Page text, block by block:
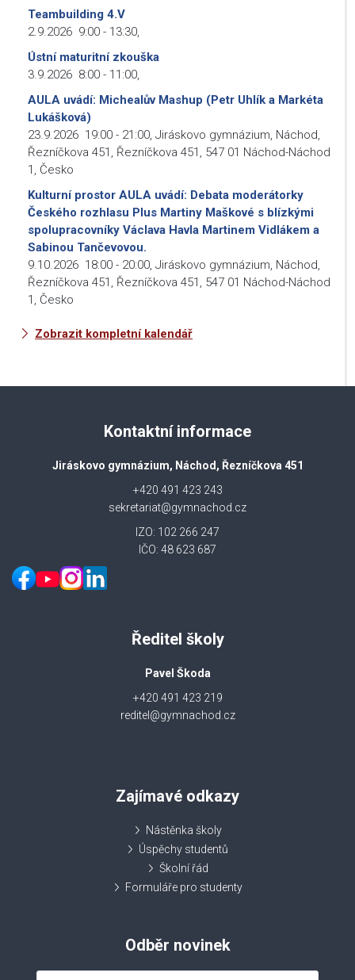
Teambuilding 4.V
2.9.2026 9:00 - 13:30,
Ústní maturitní zkouška
3.9.2026 8:00 - 11:00,
AULA uvádí: Michealův Mashup (Petr Uhlík a Markéta
Lukášková)
23.9.2026 19:00 - 21:00, Jiráskovo gymnázium, Náchod,
Řezníčkova 451, Řezníčkova 451, 547 01 Náchod-Náchod
1, Česko
Kulturní prostor AULA uvádí: Debata moderátorky
Českého rozhlasu Plus Martiny Maškové s blízkými
spolupracovníky Václava Havla Martinem Vidlákem a
Sabinou Tančevovou.
9.10.2026 18:00 - 20:00, Jiráskovo gymnázium, Náchod,
Řezníčkova 451, Řezníčkova 451, 547 01 Náchod-Náchod
1, Česko
Zobrazit kompletní kalendář
Kontaktní informace
Jiráskovo gymnázium, Náchod, Řezníčkova 451
+420 491 423 243
sekretariat@gymnachod.cz
IZO: 102 266 247
IČO: 48 623 687
Ředitel školy
Pavel Škoda
+420 491 423 219
reditel@gymnachod.cz
Zajímavé odkazy
Nástěnka školy
Úspěchy studentů
Školní řád
Formuláře pro studenty
Odběr novinek